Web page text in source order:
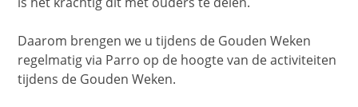
Daarom brengen we u tijdens de Gouden Weken
regelmatig via Parro op de hoogte van de activiteiten
tijdens de Gouden Weken.